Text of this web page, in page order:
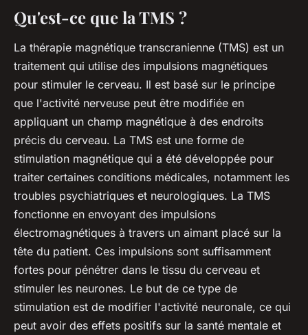
Qu'est-ce que la TMS ?
La thérapie magnétique transcranienne (TMS) est un
traitement qui utilise des impulsions magnétiques
pour stimuler le cerveau. Il est basé sur le principe
que l'activité nerveuse peut être modifiée en
appliquant un champ magnétique à des endroits
précis du cerveau. La TMS est une forme de
stimulation magnétique qui a été développée pour
traiter certaines conditions médicales, notamment les
troubles psychiatriques et neurologiques. La TMS
fonctionne en envoyant des impulsions
électromagnétiques à travers un aimant placé sur la
tête du patient. Ces impulsions sont suffisamment
fortes pour pénétrer dans le tissu du cerveau et
stimuler les neurones. Le but de ce type de
stimulation est de modifier l'activité neuronale, ce qui
peut avoir des effets positifs sur la santé mentale et